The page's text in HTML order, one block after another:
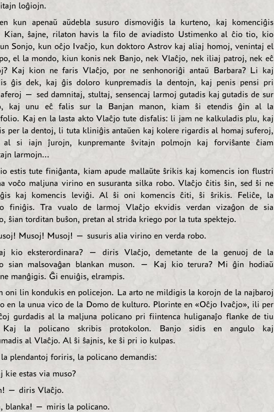
loĝiojn.
kun apenaŭ aŭdebla susuro dismoviĝis la kurteno, kaj komenciĝis
Kian, ŝajne, rilaton havis la filo de aviadisto Ustimenko al ĉio tio, kio
Sonjo, kun oĉjo Ivaĉjo, kun doktoro Astrov kaj aliaj homoj, venintaj el
el la mondo, kiun konis nek Banjo, nek Vlaĉjo, nek iliaj patroj, nek eĉ
Kaj kion ne faris Vlaĉjo, por ne senhonoriĝi antaŭ Barbara? Li kaj
ĝis dek, kaj ĝis doloro kunpremadis la dentojn, kaj penis pensi pri
— sed damnitaj, stultaj, sensencaj larmoj gutadis kaj gutadis de sur
kaj unu eĉ falis sur la Banjan manon, kiam ŝi etendis ĝin al la
Kaj en la lasta akto Vlaĉjo tute disfalis: li jam ne kalkuladis plu, kaj
per la dentoj, li tuta kliniĝis antaŭen kaj kolere rigardis al homaj suferoj,
al si iajn ĵurojn, kunpremante ŝvitajn polmojn kaj forviŝante ĉiam
larmojn...
estis tute finiĝanta, kiam apude mallaŭte ŝrikis kaj komencis ion flustri
voĉo maljuna virino en susuranta silka robo. Vlaĉjo ĉitis ŝin, sed ŝi ne
kaj komencis leviĝi. Al ŝi oni komencis ĉiti, ŝi ŝrikis. Feliĉe, la
finiĝis. Tra vualo de larmoj Vlaĉjo ekvidis verdan vizaĝon de sia
ŝian torditan buŝon, pretan al strida kriego por la tuta spektejo.
Musoj! Musoj! — susuris alia virino en verda robo.
kio eksterordinara? — diris Vlaĉjo, demetante de la genuoj de la
sian malsovaĝan blankan muson. — Kaj kio terura? Mi ĝin hodiaŭ
manĝigis. Ĝi enuiĝis, elrampis.
oni lin kondukis en policejon. La arto ne mildigis la korojn de la najbaroj
en la unua vico de la Domo de kulturo. Plorinte en «Oĉjo Ivaĉjo», ili per
gurdadis al la maljuna policano pri fiintenca huliganaĵo flanke de tiu
Kaj la policano skribis protokolon. Banjo sidis en angulo kaj
al Vlaĉjo. Al ŝi ŝajnis, ke ŝi pri io kulpas.
plendantoj foriris, la policano demandis:
estas via muso?
— diris Vlaĉjo.
blanka! — miris la policano.